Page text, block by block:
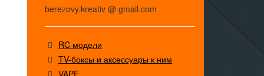
berezovy.kreativ @ gmail.com
RC модели
TV-боксы и аксессуары к ним
VAPE